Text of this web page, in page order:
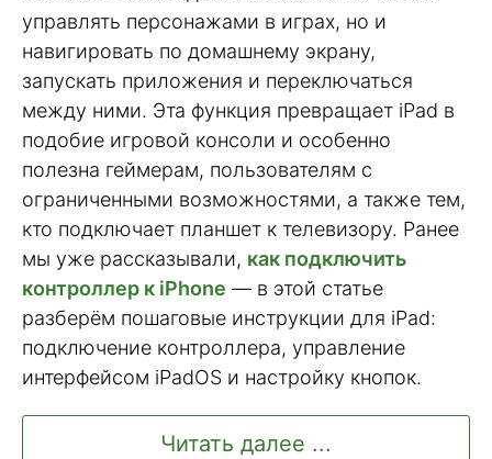
управлять персонажами в играх, но и
навигировать по домашнему экрану,
запускать приложения и переключаться
между ними. Эта функция превращает iPad в
подобие игровой консоли и особенно
полезна геймерам, пользователям с
ограниченными возможностями, а также тем,
кто подключает планшет к телевизору. Ранее
мы уже рассказывали, как подключить
контроллер к iPhone — в этой статье
разберём пошаговые инструкции для iPad:
подключение контроллера, управление
интерфейсом iPadOS и настройку кнопок.
Читать далее ...